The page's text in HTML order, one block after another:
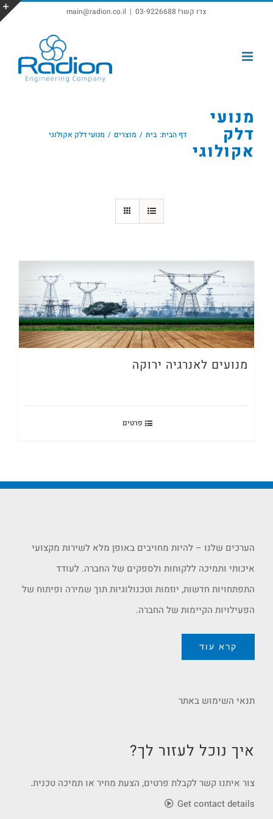
צרו קשר! 03-9226688 |
main@radion.co.il
מנועי
דלק
אקולוגי
דף הבית: בית מוצרים מנועי דלק אקולוגי
מנועים לאנרגיה ירוקה
פרטים
הערכים שלנו – להיות מחויבים באופן מלא לשירות מקצועי
איכותי ותמיכה ללקוחות ולספקים של החברה. לעודד
התפתחויות חדשות, יוזמות וטכנולוגיות תוך שמירה ופיתוח של
הפעילויות הקיימות של החברה.
קרא עוד
תנאי השימוש באתר
איך נוכל לעזור לך?
צור איתנו קשר לקבלת פרטים, הצעת מחיר או תמיכה טכנית.
Get contact details